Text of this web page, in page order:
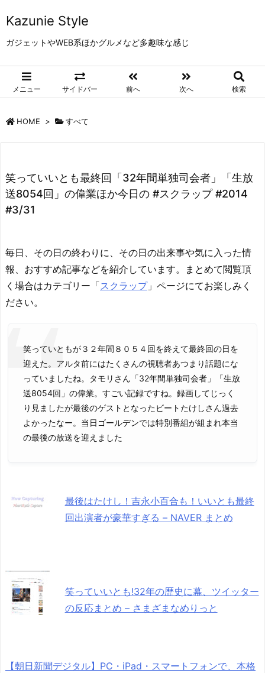
Kazunie Style
ガジェットやWEB系ほかグルメなど多趣味な感じ
メニュー サイドバー 前へ 次へ 検索
HOME > すべて
笑っていいとも最終回「32年間単独司会者」「生放
送8054回」の偉業ほか今日の #スクラップ #2014
#3/31
毎日、その日の終わりに、その日の出来事や気に入った情
報、おすすめ記事などを紹介しています。まとめて閲覧頂
く場合はカテゴリー「スクラップ」ページにてお楽しみく
ださい。
笑っていともが３２年間８０５４回を終えて最終回の日を
迎えた。アルタ前にはたくさんの視聴者あつまり話題にな
っていましたね。タモリさん「32年間単独司会者」「生放
送8054回」の偉業。すごい記録ですね。録画してじっく
り見ましたが最後のゲストとなったビートたけしさん過去
よかったなー。当日ゴールデンでは特別番組が組まれ本当
の最後の放送を迎えました
最後はたけし！吉永小百合も！いいとも最終
回出演者が豪華すぎる – NAVER まとめ
笑っていいとも!32年の歴史に幕、ツイッター
の反応まとめ – さまざまなめりっと
【朝日新聞デジタル】PC・iPad・スマートフォンで、本格